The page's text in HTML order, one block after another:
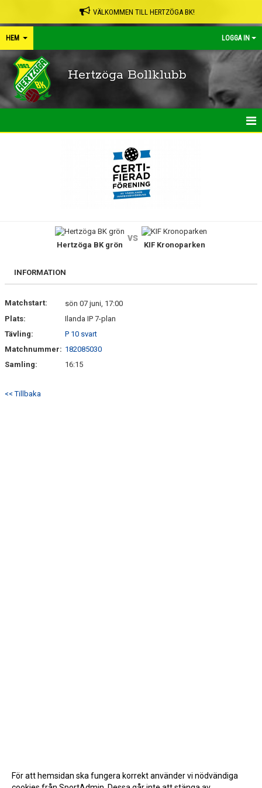
VÄLKOMMEN TILL HERTZÖGA BK!
HEM LOGGA IN
Hertzöga Bollklubb
FRISPARKEN
MATCHER
KONTAKTER & LAG
SPONSORER
Hertzöga BK grön
vs
KIF Kronoparken
INFORMATION
Matchstart:
sön 07 juni, 17:00
Plats:
Ilanda IP 7-plan
Tävling:
P 10 svart
Matchnummer: 182085030
Samling:
16:15
<< Tillbaka
För att hemsidan ska fungera korrekt använder vi nödvändiga